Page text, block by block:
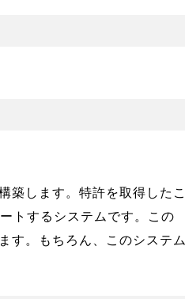
築します。特許を取得したこ
トするシステムです。この
す。もちろん、このシステム